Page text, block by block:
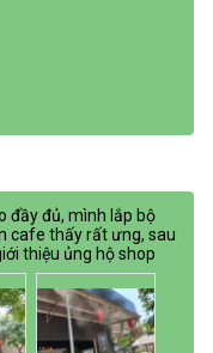
đầy đủ, mình lắp bộ
cafe thấy rất ưng, sau
thiệu ủng hộ shop